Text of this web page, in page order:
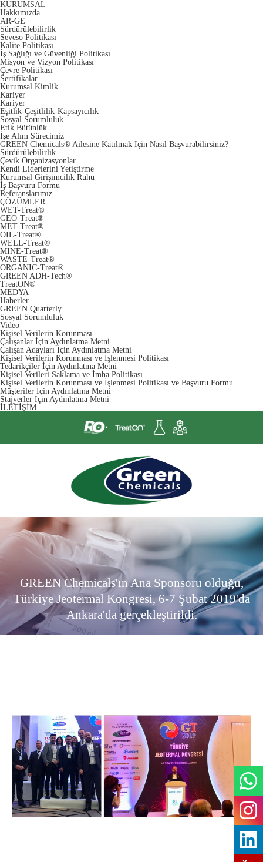
KURUMSAL
Hakkımızda
AR-GE
Sürdürülebilirlik
Seveso Politikası
Kalite Politikası
İş Sağlığı ve Güvenliği Politikası
Misyon ve Vizyon Politikası
Çevre Politikası
Sertifikalar
Kurumsal Kimlik
Kariyer
Kariyer
Eşitlik-Çeşitlilik-Kapsayıcılık
Sosyal Sorumluluk
Etik Bütünlük
İşe Alım Sürecimiz
GREEN Chemicals® Ailesine Katılmak İçin Nasıl Başvurabilirsiniz?
Sürdürülebilirlik
Çevik Organizasyonlar
Kendi Liderlerini Yetiştirme
Kurumsal Girişimcilik Ruhu
İş Başvuru Formu
Referanslarımız
ÇÖZÜMLER
WET-Treat®
GEO-Treat®
MET-Treat®
OIL-Treat®
WELL-Treat®
MINE-Treat®
WASTE-Treat®
ORGANIC-Treat®
GREEN ADH-Tech®
TreatON®
MEDYA
Haberler
GREEN Quarterly
Sosyal Sorumluluk
Video
Kişisel Verilerin Korunması
Çalışanlar İçin Aydınlatma Metni
Çalışan Adayları İçin Aydınlatma Metni
Kişisel Verilerin Korunması ve İşlenmesi Politikası
Tedarikçiler İçin Aydınlatma Metni
Kişisel Verileri Saklama ve İmha Politikası
Kişisel Verilerin Korunması ve İşlenmesi Politikası ve Başvuru Formu
Müşteriler İçin Aydınlatma Metni
Stajyerler İçin Aydınlatma Metni
İLETİŞİM
GREEN Chemicals'ın Ana Sponsoru olduğu,
Türkiye Jeotermal Kongresi, 6-7 Şubat 2019'da
Ankara'da gerçekleştirildi.